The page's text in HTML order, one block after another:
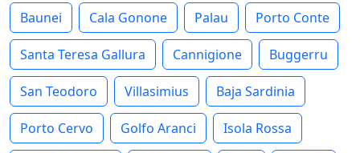
Baunei Cala Gonone Palau Porto Conte
Santa Teresa Gallura Cannigione Buggerru
San Teodoro Villasimius Baja Sardinia
Porto Cervo Golfo Aranci Isola Rossa